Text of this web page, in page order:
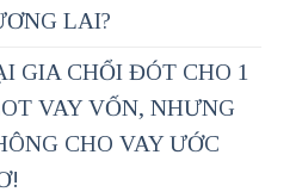
LAI?
GIA CHỔI ĐÓT CHO 1
VAY VỐN, NHƯNG
CHO VAY ƯỚC